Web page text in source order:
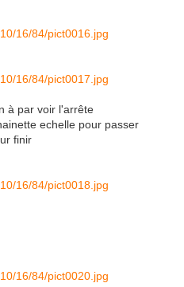
16/84/pict0016.jpg
16/84/pict0017.jpg
à par voir l'arrête
echelle pour passer
finir
16/84/pict0018.jpg
16/84/pict0020.jpg